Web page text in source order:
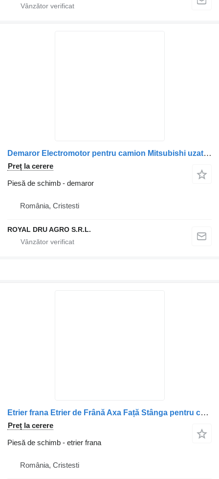
Demaror Electromotor pentru camion Mitsubishi uzat 36100-41010 / 36100-41012 / 36100-41020 / M002T66871 / M002T66872 / M002T66873 / M002T67871 / M002T67872 / M002T67873 / M002T67881 / M002T67882 / M002T67883
Preț la cerere
Piesă de schimb - demaror
România, Cristesti
ROYAL DRU AGRO S.R.L.
Etrier frana Etrier de Frână Axa Față Stânga pentru camion Mitsubishi MK585109 MK585107
Preț la cerere
Piesă de schimb - etrier frana
România, Cristesti